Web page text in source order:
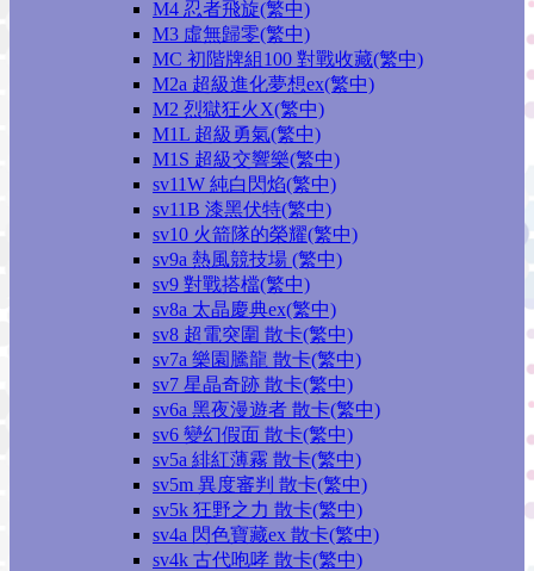
M4 忍者飛旋(繁中)
M3 虛無歸零(繁中)
MC 初階牌組100 對戰收藏(繁中)
M2a 超級進化夢想ex(繁中)
M2 烈獄狂火X(繁中)
M1L 超級勇氣(繁中)
M1S 超級交響樂(繁中)
sv11W 純白閃焰(繁中)
sv11B 漆黑伏特(繁中)
sv10 火箭隊的榮耀(繁中)
sv9a 熱風競技場 (繁中)
sv9 對戰搭檔(繁中)
sv8a 太晶慶典ex(繁中)
sv8 超電突圍 散卡(繁中)
sv7a 樂園騰龍 散卡(繁中)
sv7 星晶奇跡 散卡(繁中)
sv6a 黑夜漫遊者 散卡(繁中)
sv6 變幻假面 散卡(繁中)
sv5a 緋紅薄霧 散卡(繁中)
sv5m 異度審判 散卡(繁中)
sv5k 狂野之力 散卡(繁中)
sv4a 閃色寶藏ex 散卡(繁中)
sv4k 古代咆哮 散卡(繁中)